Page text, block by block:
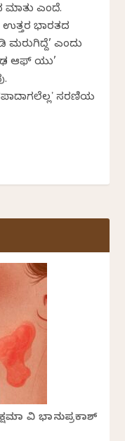
ಮಾತು ಎಂದೆ.
ಭಾರತದ
ಮರುಗಿದ್ದೆ’ ಎಂದು
ಆಫ್ ಯು’
ಸರಣಿಯ
ವಿ ಭಾನುಪ್ರಕಾಶ್